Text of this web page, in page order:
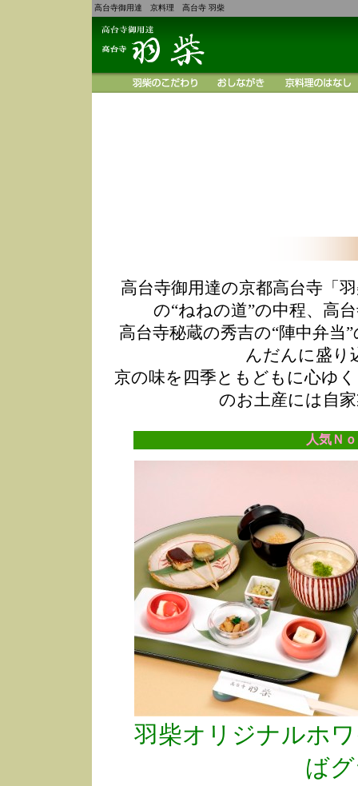
高台寺御用達 京料理 高台寺 羽柴
高台寺御用達の京都高台寺「
の“ねねの道”の中程、高
高台寺秘蔵の秀吉の“陣中弁
んだんに盛り
京の味を四季ともどもに心ゆ
のお土産には自
人気Ｎ
羽柴オリジナルホ
ば